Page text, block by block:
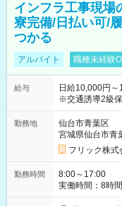
インフラ工事現
寮完備/日払い可/
つかる
アルバイト 職種未経験
給与
日給10,000円～
※交通誘導2級
【試用期間】試
勤務地
仙台市青葉区
宮城県仙台市青
フリック株式
勤務時間
8:00～17:00
実働時間：8時間/
募集は行ってお